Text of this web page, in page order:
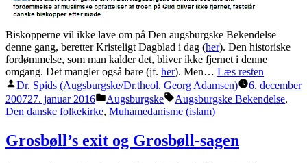
Biskopperne vil ikke lave om på Den augsburgske Bekendelse
denne gang, beretter Kristeligt Dagblad i dag (her). Den historiske
fordømmelse, som man kalder det, bliver ikke fjernet i denne
omgang. Det mangler også bare (jf. her). Men… Læs resten
Posted
by
Dr. Spids (Augsburgske/Dr.theol. Georg Adamsen)
6. december
200727. januar 2016
Posted
in
Augsburgske Tags:
Augsburgske Bekendelse,
Den danske folkekirke, Muhamedanisme (islam)
Grosbøll’s exit og Grosbøll-sagen